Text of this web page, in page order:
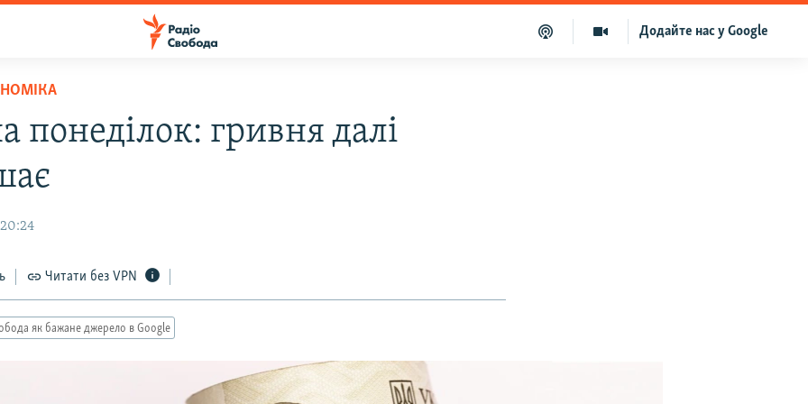
Додайте нас у Google
понеділок: гривня далі
Читати без VPN
як бажане джерело в Google